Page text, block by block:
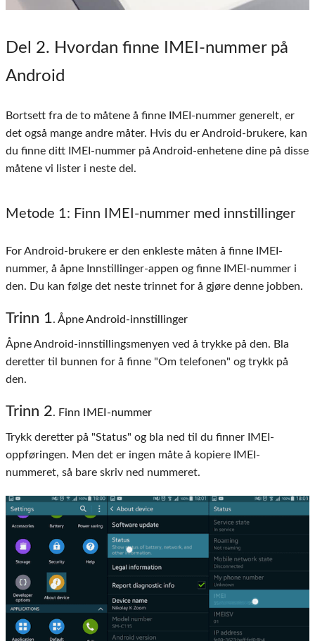
Del 2. Hvordan finne IMEI-nummer på
Android
Bortsett fra de to måtene å finne IMEI-nummer generelt, er
det også mange andre måter. Hvis du er Android-brukere, kan
du finne ditt IMEI-nummer på Android-enhetene dine på disse
måtene vi lister i neste del.
Metode 1: Finn IMEI-nummer med innstillinger
For Android-brukere er den enkleste måten å finne IMEI-
nummer, å åpne Innstillinger-appen og finne IMEI-nummer i
den. Du kan følge det neste trinnet for å gjøre denne jobben.
Trinn 1. Åpne Android-innstillinger
Åpne Android-innstillingsmenyen ved å trykke på den. Bla
deretter til bunnen for å finne "Om telefonen" og trykk på
den.
Trinn 2. Finn IMEI-nummer
Trykk deretter på "Status" og bla ned til du finner IMEI-
oppføringen. Men det er ingen måte å kopiere IMEI-
nummeret, så bare skriv ned nummeret.